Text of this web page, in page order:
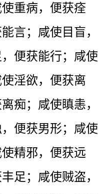
使重病，便获痊
言；咸使目盲，
便获能行；咸使
淫欲，便获离
痴；咸使瞋恚，
便获男形；咸使
精邪，便获远
足；咸使贼盗，